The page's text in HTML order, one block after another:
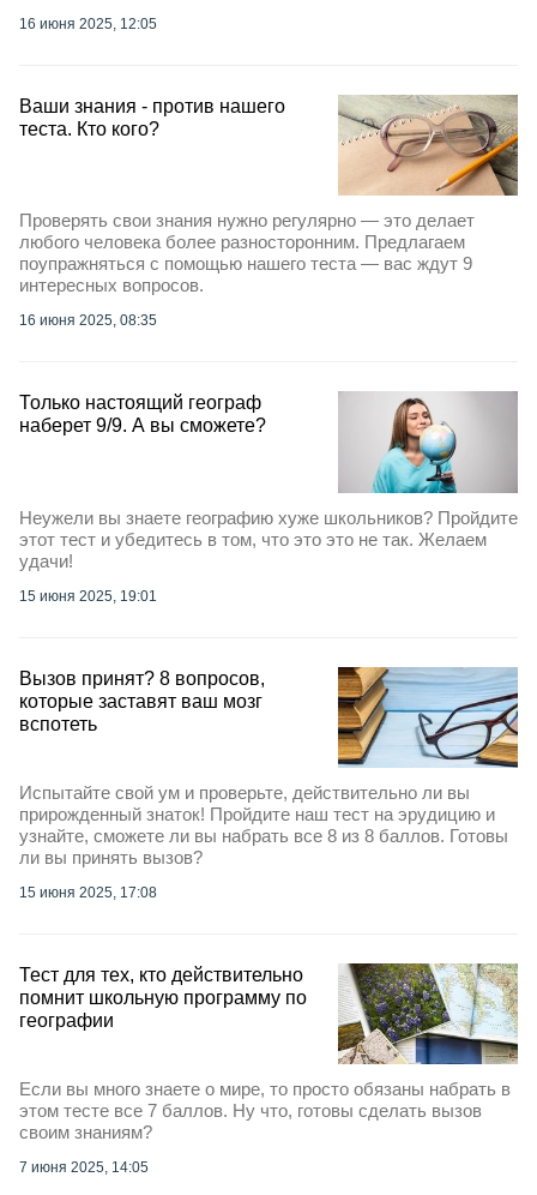
16 июня 2025, 12:05
Ваши знания - против нашего
теста. Кто кого?
Проверять свои знания нужно регулярно — это делает
любого человека более разносторонним. Предлагаем
поупражняться с помощью нашего теста — вас ждут 9
интересных вопросов.
16 июня 2025, 08:35
Только настоящий географ
наберет 9/9. А вы сможете?
Неужели вы знаете географию хуже школьников? Пройдите
этот тест и убедитесь в том, что это это не так. Желаем
удачи!
15 июня 2025, 19:01
Вызов принят? 8 вопросов,
которые заставят ваш мозг
вспотеть
Испытайте свой ум и проверьте, действительно ли вы
прирожденный знаток! Пройдите наш тест на эрудицию и
узнайте, сможете ли вы набрать все 8 из 8 баллов. Готовы
ли вы принять вызов?
15 июня 2025, 17:08
Тест для тех, кто действительно
помнит школьную программу по
географии
Если вы много знаете о мире, то просто обязаны набрать в
этом тесте все 7 баллов. Ну что, готовы сделать вызов
своим знаниям?
7 июня 2025, 14:05